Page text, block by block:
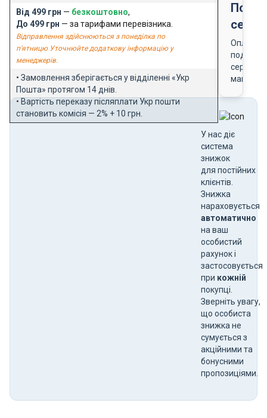
Від 499 грн — безкоштовно,
До 499 грн — за тарифами перевізника.
Відправлення здійснюються з понеділка по
п'ятницю Уточнюйте додаткову інформацію у
менеджерів.
• Замовлення зберігається у відділенні «Укр
Пошта» протягом 14 днів.
• Вартість переказу післяплати Укр пошти
становить комісія — 2% + 10 грн.
Оплата
магазину
У нас діє
система
знижок
для постійних
клієнтів.
Знижка
нараховується
автоматично
на ваш
особистий
рахунок і
застосовується
при кожній
покупці.
Зверніть увагу,
що особиста
знижка не
сумується з
акційними та
бонусними
пропозиціями.